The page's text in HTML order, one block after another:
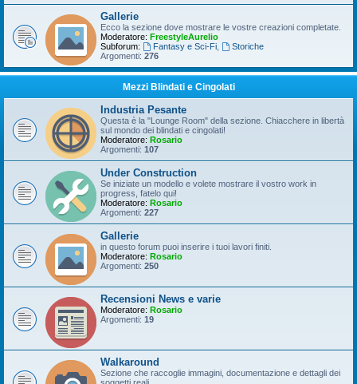
Gallerie
Ecco la sezione dove mostrare le vostre creazioni completate.
Moderatore: FreestyleAurelio
Subforum:
Fantasy e Sci-Fi,
Storiche
Argomenti: 276
Mezzi Blindati e Cingolati
Industria Pesante
Questa è la "Lounge Room" della sezione. Chiacchere in libertà
sul mondo dei blindati e cingolati!
Moderatore: Rosario
Argomenti: 107
Under Construction
Se iniziate un modello e volete mostrare il vostro work in
progress, fatelo qui!
Moderatore: Rosario
Argomenti: 227
Gallerie
in questo forum puoi inserire i tuoi lavori finiti.
Moderatore: Rosario
Argomenti: 250
Recensioni News e varie
Moderatore: Rosario
Argomenti: 19
Walkaround
Sezione che raccoglie immagini, documentazione e dettagli dei